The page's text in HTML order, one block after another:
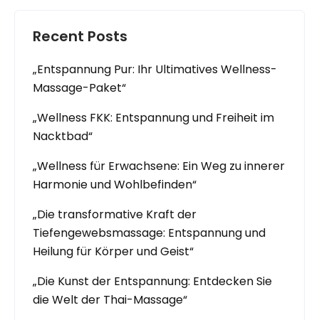
Recent Posts
„Entspannung Pur: Ihr Ultimatives Wellness-
Massage-Paket“
„Wellness FKK: Entspannung und Freiheit im
Nacktbad“
„Wellness für Erwachsene: Ein Weg zu innerer
Harmonie und Wohlbefinden“
„Die transformative Kraft der
Tiefengewebsmassage: Entspannung und
Heilung für Körper und Geist“
„Die Kunst der Entspannung: Entdecken Sie
die Welt der Thai-Massage“